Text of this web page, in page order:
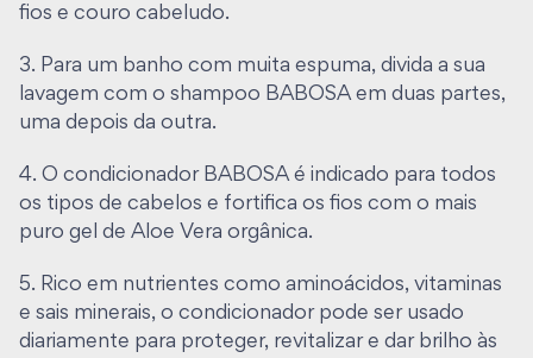
O sabonete NEUTROaceita óleos vegetais, óleos
suplementos naturais para potencializar sua
aplicação.
idades, além de não conter fragrância e ser livre de
alergênicos. Uma escolha perfeita para os tecidos
mais sensíveis e delicados que precisam de gentileza
nos cuidados diários.
Sua fórmula é não comedogênica e os tensoativos
fios e couro cabeludo.
3. Para um banho com muita espuma, divida a sua
lavagem com o shampoo BABOSA em duas partes,
uma depois da outra.
4. O condicionador BABOSA é indicado para todos
os tipos de cabelos e fortifica os fios com o mais
puro gel de Aloe Vera orgânica.
5. Rico em nutrientes como aminoácidos, vitaminas
e sais minerais, o condicionador pode ser usado
diariamente para proteger, revitalizar e dar brilho às